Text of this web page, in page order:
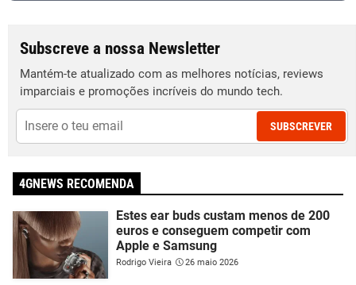
Subscreve a nossa Newsletter
Mantém-te atualizado com as melhores notícias, reviews
imparciais e promoções incríveis do mundo tech.
SUBSCREVER
4GNEWS RECOMENDA
Estes ear buds custam menos de 200
euros e conseguem competir com
Apple e Samsung
Rodrigo Vieira 26 maio 2026